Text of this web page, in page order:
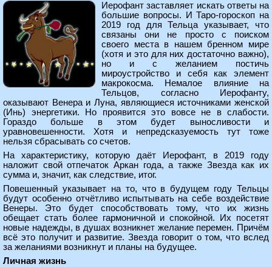
Иерофант заставляет искать ответы на
большие вопросы. И Таро-гороскоп на
2019 год для Тельца указывает, что
связаны они не просто с поиском
своего места в нашем бренном мире
(хотя и это для них достаточно важно),
но и с желанием постичь
мироустройство и себя как элемент
макрокосма. Немалое влияние на
Тельцов, согласно Иерофанту,
оказывают Венера и Луна, являющиеся источниками женской
(Инь) энергетики. Но проявится это вовсе не в слабости.
Гораздо больше в этом будет выносливости и
уравновешенности. Хотя и непредсказуемость тут тоже
нельзя сбрасывать со счетов.
На характеристику, которую даёт Иерофант, в 2019 году
наложит свой отпечаток Аркан года, а также Звезда как их
сумма и, значит, как следствие, итог.
Повешенный указывает на то, что в будущем году Тельцы
будут особенно отчётливо испытывать на себе воздействие
Венеры. Это будет способствовать тому, что их жизнь
обещает стать более гармоничной и спокойной. Их посетят
новые надежды, в душах возникнет желание перемен. Причём
всё это получит и развитие. Звезда говорит о том, что вслед
за желаниями возникнут и планы на будущее.
Личная жизнь